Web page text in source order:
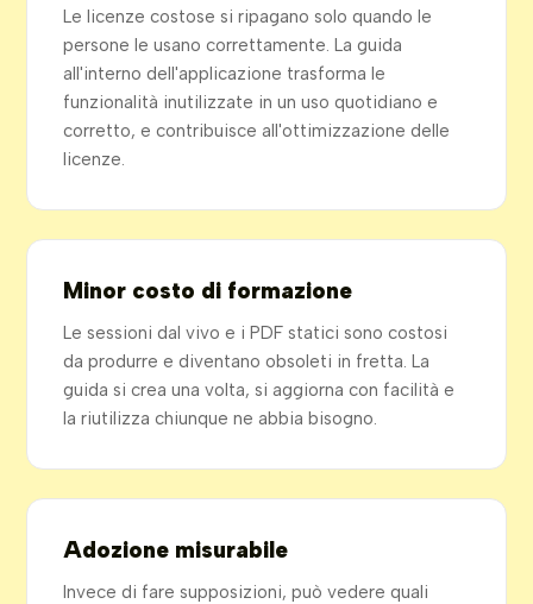
Le licenze costose si ripagano solo quando le
persone le usano correttamente. La guida
all'interno dell'applicazione trasforma le
funzionalità inutilizzate in un uso quotidiano e
corretto, e contribuisce all'ottimizzazione delle
licenze.
Minor costo di formazione
Le sessioni dal vivo e i PDF statici sono costosi
da produrre e diventano obsoleti in fretta. La
guida si crea una volta, si aggiorna con facilità e
la riutilizza chiunque ne abbia bisogno.
Adozione misurabile
Invece di fare supposizioni, può vedere quali